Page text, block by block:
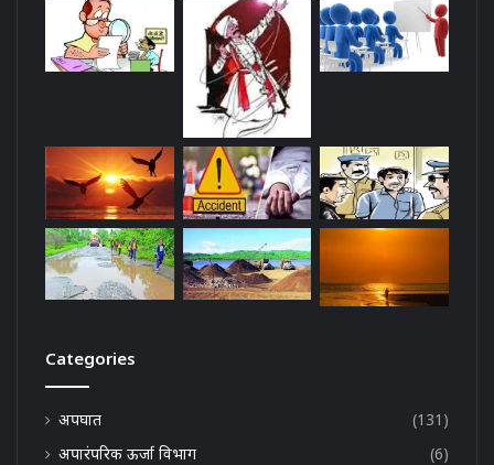
Categories
अपघात
(131)
अपारंपरिक ऊर्जा विभाग
(6)